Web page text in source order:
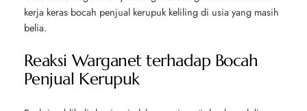
kerja keras bocah penjual kerupuk keliling di usia yang masih
belia.
Reaksi Warganet terhadap Bocah
Penjual Kerupuk